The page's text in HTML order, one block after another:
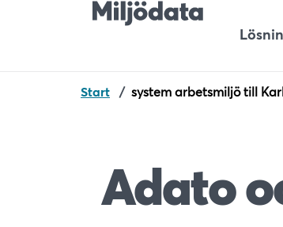
Start / system arbetsmiljö till
Adato